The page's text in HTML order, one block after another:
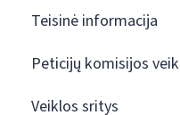
Teisinė informacija
Peticijų komisijos
Veiklos sritys